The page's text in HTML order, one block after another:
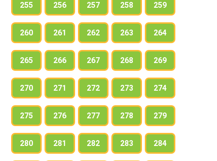
255 256 257 258 259
260 261 262 263 264
265 266 267 268 269
270 271 272 273 274
275 276 277 278 279
280 281 282 283 284